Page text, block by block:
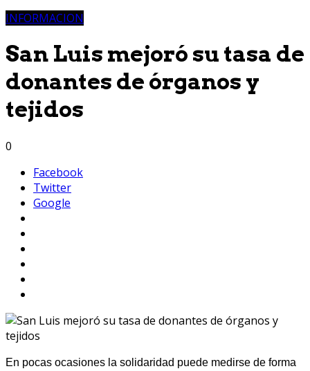
INFORMACION
San Luis mejoró su tasa de
donantes de órganos y
tejidos
0
Facebook
Twitter
Google
En pocas ocasiones la solidaridad puede medirse de forma